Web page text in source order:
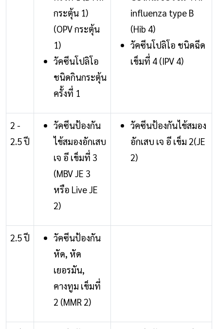
กระตุ้น 1)
(OPV กระตุ้น
1)
วัคซีนโปลิโอ
ชนิดกินกระตุ้น
ครั้งที่ 1
influenza type B
(Hib 4)
วัคซีนโปลิโอ ชนิดฉีด
เข็มที่ 4 (IPV 4)
2 -
2.5 ปี
วัคซีนป้องกัน
ไข้สมองอักเสบ
เจ อี เข็มที่ 3
(MBV JE 3
หรือ Live JE
2)
วัคซีนป้องกันไข้สมอง
อักเสบ เจ อี เข็ม 2(JE
2)
2.5 ปี
วัคซีนป้องกัน
หัด, หัด
เยอรมัน,
คางทูม เข็มที่
2 (MMR 2)